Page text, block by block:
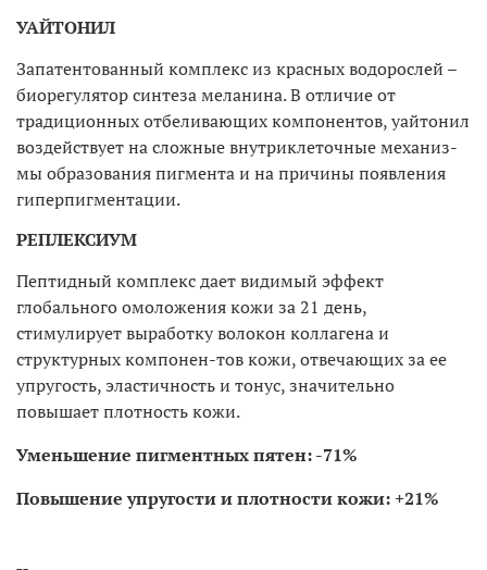
УАЙТОНИЛ
Запатентованный комплекс из красных водорослей –
биорегулятор синтеза меланина. В отличие от
традиционных отбеливающих компонентов, уайтонил
воздействует на сложные внутриклеточные механиз-
мы образования пигмента и на причины появления
гиперпигментации.
РЕПЛЕКСИУМ
Пептидный комплекс дает видимый эффект
глобального омоложения кожи за 21 день,
стимулирует выработку волокон коллагена и
структурных компонен-тов кожи, отвечающих за ее
упругость, эластичность и тонус, значительно
повышает плотность кожи.
Уменьшение пигментных пятен: -71%
Повышение упругости и плотности кожи: +21%